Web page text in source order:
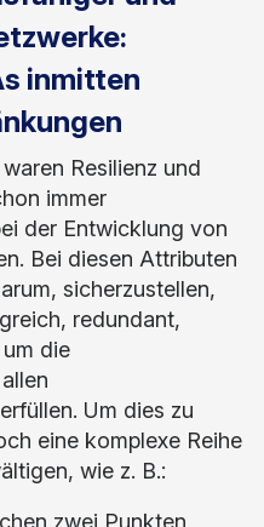
inmitten
Resilienz und
immer
der Entwicklung von
Bei diesen Attributen
sicherzustellen,
redundant,
die
Um dies zu
eine komplexe Reihe
wie z. B.:
zwei Punkten